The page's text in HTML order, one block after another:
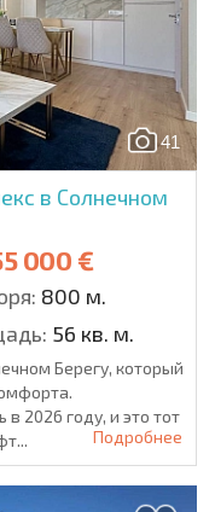
41
в Солнечном
000 €
800 м.
56 кв. м.
Берегу, который
2026 году, и это тот
Подробнее